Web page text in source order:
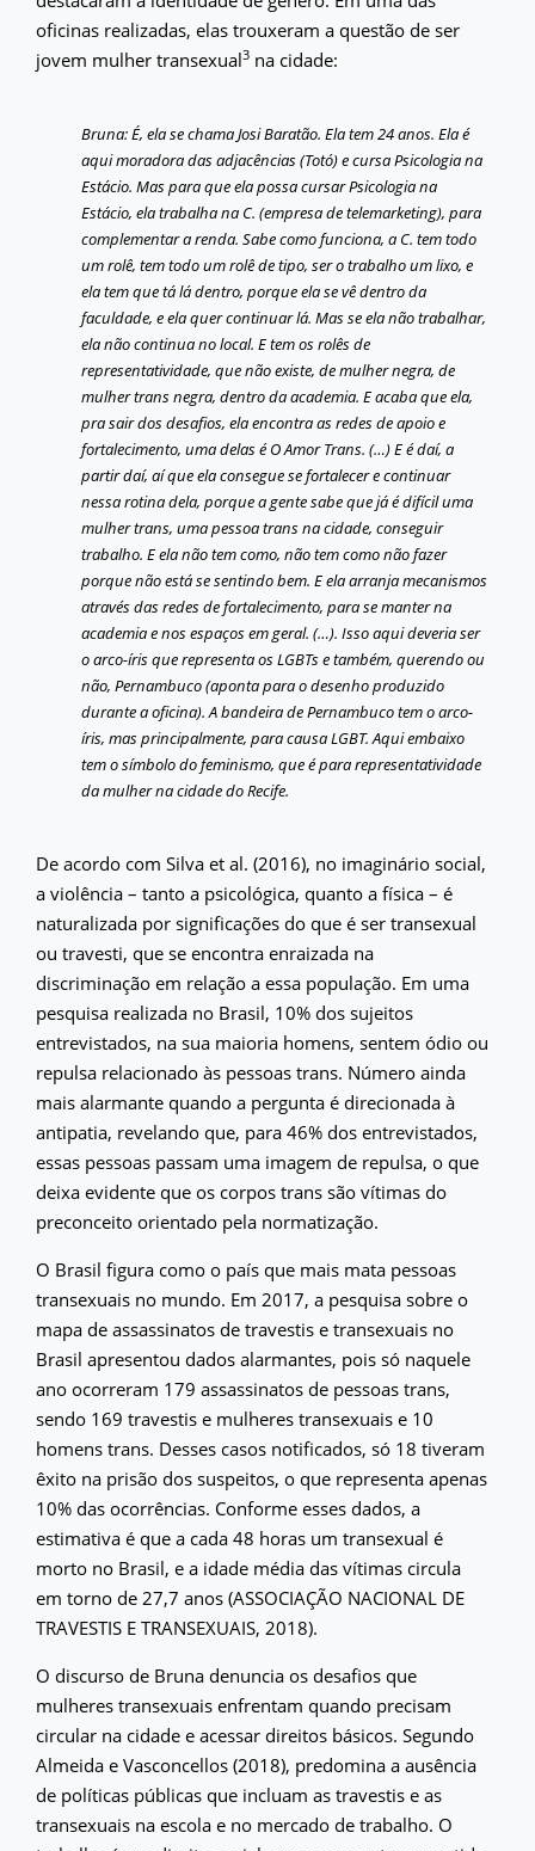
oficinas realizadas, elas trouxeram a questão de ser
jovem mulher transexual3 na cidade:
Bruna: É, ela se chama Josi Baratão. Ela tem 24 anos. Ela é
aqui moradora das adjacências (Totó) e cursa Psicologia na
Estácio. Mas para que ela possa cursar Psicologia na
Estácio, ela trabalha na C. (empresa de telemarketing), para
complementar a renda. Sabe como funciona, a C. tem todo
um rolê, tem todo um rolê de tipo, ser o trabalho um lixo, e
ela tem que tá lá dentro, porque ela se vê dentro da
faculdade, e ela quer continuar lá. Mas se ela não trabalhar,
ela não continua no local. E tem os rolês de
representatividade, que não existe, de mulher negra, de
mulher trans negra, dentro da academia. E acaba que ela,
pra sair dos desafios, ela encontra as redes de apoio e
fortalecimento, uma delas é O Amor Trans. (…) E é daí, a
partir daí, aí que ela consegue se fortalecer e continuar
nessa rotina dela, porque a gente sabe que já é difícil uma
mulher trans, uma pessoa trans na cidade, conseguir
trabalho. E ela não tem como, não tem como não fazer
porque não está se sentindo bem. E ela arranja mecanismos
através das redes de fortalecimento, para se manter na
academia e nos espaços em geral. (…). Isso aqui deveria ser
o arco-íris que representa os LGBTs e também, querendo ou
não, Pernambuco (aponta para o desenho produzido
durante a oficina). A bandeira de Pernambuco tem o arco-
íris, mas principalmente, para causa LGBT. Aqui embaixo
tem o símbolo do feminismo, que é para representatividade
da mulher na cidade do Recife.
De acordo com Silva et al. (2016), no imaginário social,
a violência – tanto a psicológica, quanto a física – é
naturalizada por significações do que é ser transexual
ou travesti, que se encontra enraizada na
discriminação em relação a essa população. Em uma
pesquisa realizada no Brasil, 10% dos sujeitos
entrevistados, na sua maioria homens, sentem ódio ou
repulsa relacionado às pessoas trans. Número ainda
mais alarmante quando a pergunta é direcionada à
antipatia, revelando que, para 46% dos entrevistados,
essas pessoas passam uma imagem de repulsa, o que
deixa evidente que os corpos trans são vítimas do
preconceito orientado pela normatização.
O Brasil figura como o país que mais mata pessoas
transexuais no mundo. Em 2017, a pesquisa sobre o
mapa de assassinatos de travestis e transexuais no
Brasil apresentou dados alarmantes, pois só naquele
ano ocorreram 179 assassinatos de pessoas trans,
sendo 169 travestis e mulheres transexuais e 10
homens trans. Desses casos notificados, só 18 tiveram
êxito na prisão dos suspeitos, o que representa apenas
10% das ocorrências. Conforme esses dados, a
estimativa é que a cada 48 horas um transexual é
morto no Brasil, e a idade média das vítimas circula
em torno de 27,7 anos (ASSOCIAÇÃO NACIONAL DE
TRAVESTIS E TRANSEXUAIS, 2018).
O discurso de Bruna denuncia os desafios que
mulheres transexuais enfrentam quando precisam
circular na cidade e acessar direitos básicos. Segundo
Almeida e Vasconcellos (2018), predomina a ausência
de políticas públicas que incluam as travestis e as
transexuais na escola e no mercado de trabalho. O